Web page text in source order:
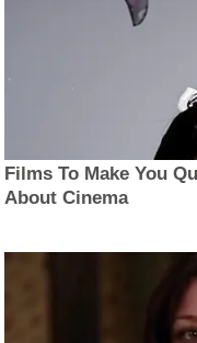
Films To Make You
About Cinema